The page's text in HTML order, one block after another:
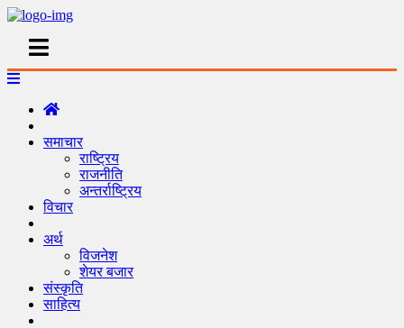
समाचार
राष्ट्रिय
राजनीति
अन्तर्राष्ट्रिय
विचार
अर्थ
विजनेश
शेयर बजार
संस्कृति
साहित्य